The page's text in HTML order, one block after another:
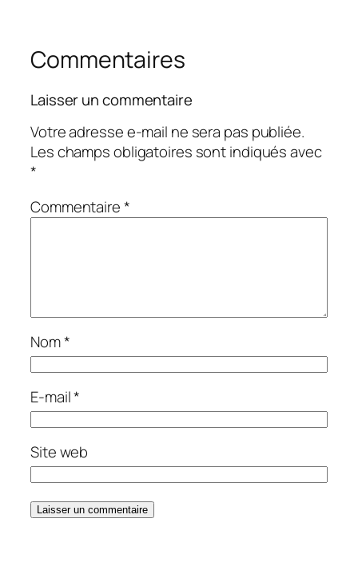
Commentaires
Laisser un commentaire
Votre adresse e-mail ne sera pas publiée.
Les champs obligatoires sont indiqués avec
*
Commentaire*
Nom*
E-mail*
Site web